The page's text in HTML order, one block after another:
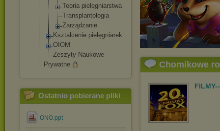
Teoria pielęgniarstwa
Transplanto logia
Zarządzanie
Kształcenie pielęgniarek
OIOM
Zeszyty Naukowe
Prywatne
Ostatnio pobierane pliki
ONO.ppt
Chomikowe